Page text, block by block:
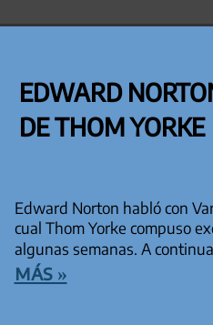
EDWARD
DE THOM YORKE
Edward Norton habló con
cual Thom Yorke compuso
algunas semanas. A
más »